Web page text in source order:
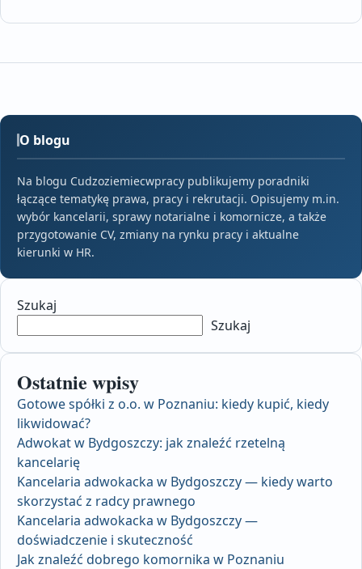
O blogu
Na blogu Cudzoziemiecwpracy publikujemy poradniki
łączące tematykę prawa, pracy i rekrutacji. Opisujemy m.in.
wybór kancelarii, sprawy notarialne i komornicze, a także
przygotowanie CV, zmiany na rynku pracy i aktualne
kierunki w HR.
Szukaj
Szukaj
Ostatnie wpisy
Gotowe spółki z o.o. w Poznaniu: kiedy kupić, kiedy
likwidować?
Adwokat w Bydgoszczy: jak znaleźć rzetelną
kancelarię
Kancelaria adwokacka w Bydgoszczy — kiedy warto
skorzystać z radcy prawnego
Kancelaria adwokacka w Bydgoszczy —
doświadczenie i skuteczność
Jak znaleźć dobrego komornika w Poznaniu